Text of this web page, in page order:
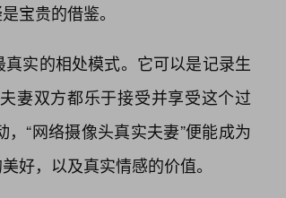
宝贵的借鉴。
实的相处模式。它可以是记录生
妻双方都乐于接受并享受这个过
“网络摄像头真实夫妻”便能成为
好，以及真实情感的价值。